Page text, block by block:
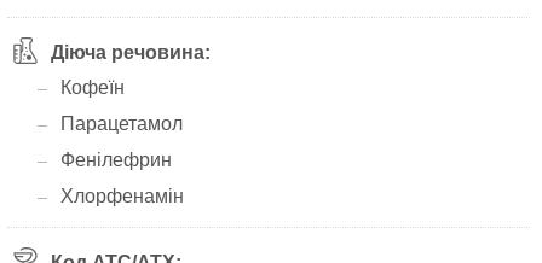
Діюча речовина:
Кофеїн
Парацетамол
Фенілефрин
Хлорфенамін